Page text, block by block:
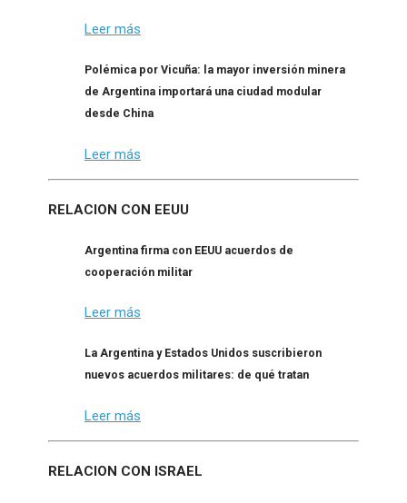
Leer más
Polémica por Vicuña: la mayor inversión minera
de Argentina importará una ciudad modular
desde China
Leer más
RELACION CON EEUU
Argentina firma con EEUU acuerdos de
cooperación militar
Leer más
La Argentina y Estados Unidos suscribieron
nuevos acuerdos militares: de qué tratan
Leer más
RELACION CON ISRAEL